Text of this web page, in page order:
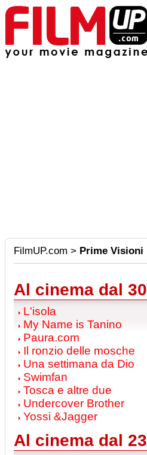
FilmUP.com > Prime Visioni
Al cinema dal
L'isola
My Name is Tanino
Paura.com
Il ronzio delle mosche
Una settimana da Dio
Swimfan
Tosca e altre due
Undercover Brother
Yossi &Jagger
Al cinema dal